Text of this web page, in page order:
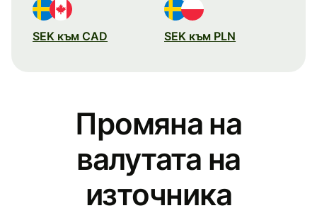
SEK към CAD SEK към PLN
Промяна на
валутата на
източника